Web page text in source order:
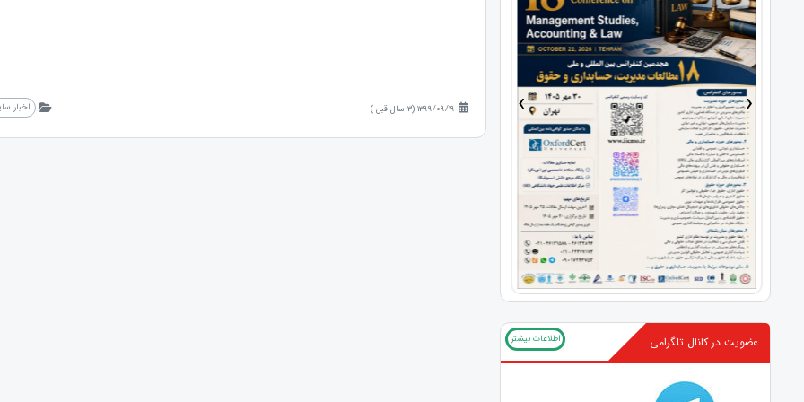
› ‹
عضویت در کانال تلگرامی اطلاعات بیشتر
1399/09/19 (3 سال قبل ) اخبار